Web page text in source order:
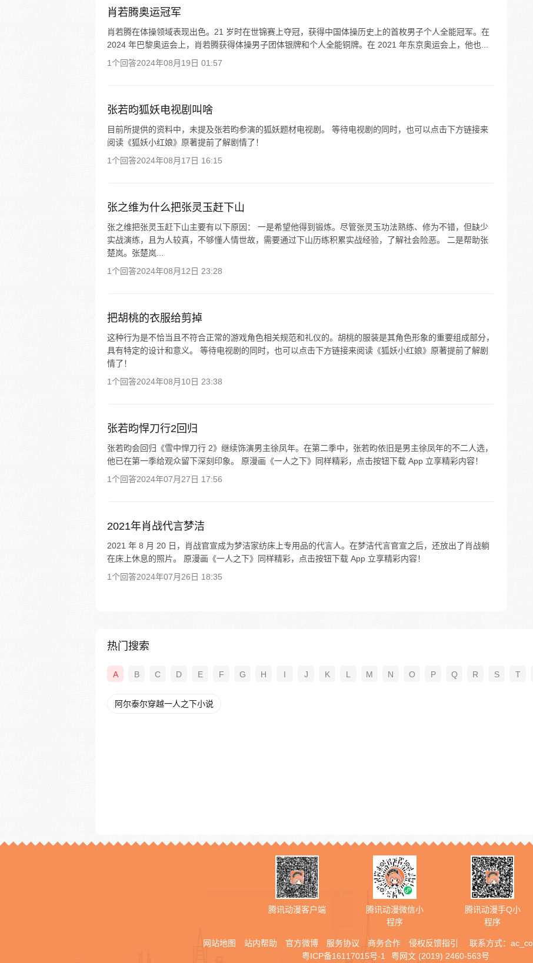
肖若腾奥运冠军
肖若腾在体操领域表现出色。21 岁时在世锦赛上夺冠，获得中国体操历史上的首枚男子个人全能冠军。在
2024 年巴黎奥运会上，肖若腾获得体操男子团体银牌和个人全能铜牌。在 2021 年东京奥运会上，他也...
1个回答2024年08月19日 01:57
张若昀狐妖电视剧叫啥
目前所提供的资料中，未提及张若昀参演的狐妖题材电视剧。 等待电视剧的同时，也可以点击下方链接来
阅读《狐妖小红娘》原著提前了解剧情了！
1个回答2024年08月17日 16:15
张之维为什么把张灵玉赶下山
张之维把张灵玉赶下山主要有以下原因： 一是希望他得到锻炼。尽管张灵玉功法熟练、修为不错，但缺少
实战演练，且为人较真，不够懂人情世故，需要通过下山历练积累实战经验，了解社会险恶。 二是帮助张
楚岚。张楚岚...
1个回答2024年08月12日 23:28
把胡桃的衣服给剪掉
这种行为是不恰当且不符合正常的游戏角色相关规范和礼仪的。胡桃的服装是其角色形象的重要组成部分，
具有特定的设计和意义。 等待电视剧的同时，也可以点击下方链接来阅读《狐妖小红娘》原著提前了解剧
情了！
1个回答2024年08月10日 23:38
张若昀悍刀行2回归
张若昀会回归《雪中悍刀行 2》继续饰演男主徐凤年。在第二季中，张若昀依旧是男主徐凤年的不二人选，
他已在第一季给观众留下深刻印象。 原漫画《一人之下》同样精彩，点击按钮下载 App 立享精彩内容！
1个回答2024年07月27日 17:56
2021年肖战代言梦洁
2021 年 8 月 20 日，肖战官宣成为梦洁家纺床上专用品的代言人。在梦洁代言官宣之后，还放出了肖战躺
在床上休息的照片。 原漫画《一人之下》同样精彩，点击按钮下载 App 立享精彩内容！
1个回答2024年07月26日 18:35
热门搜索
A B C D E F G H I J K L M N O P Q R S T
阿尔泰尔穿越一人之下小说
腾讯动漫客户端
腾讯动漫微信小
程序
腾讯动漫手Q小
程序
网站地图 站内帮助 官方微博 服务协议 商务合作 侵权反馈指引 联系方式：
粤ICP备16117015号-1
粤网文 (2019) 2460-563号